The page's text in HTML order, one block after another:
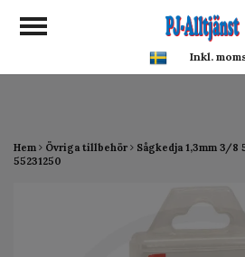
google-site-verification:
google0142a1f5f0015a93.html
Hem Övriga tillbehör
Sågkedja 1,3mm 3/8
55231250
Inkl.